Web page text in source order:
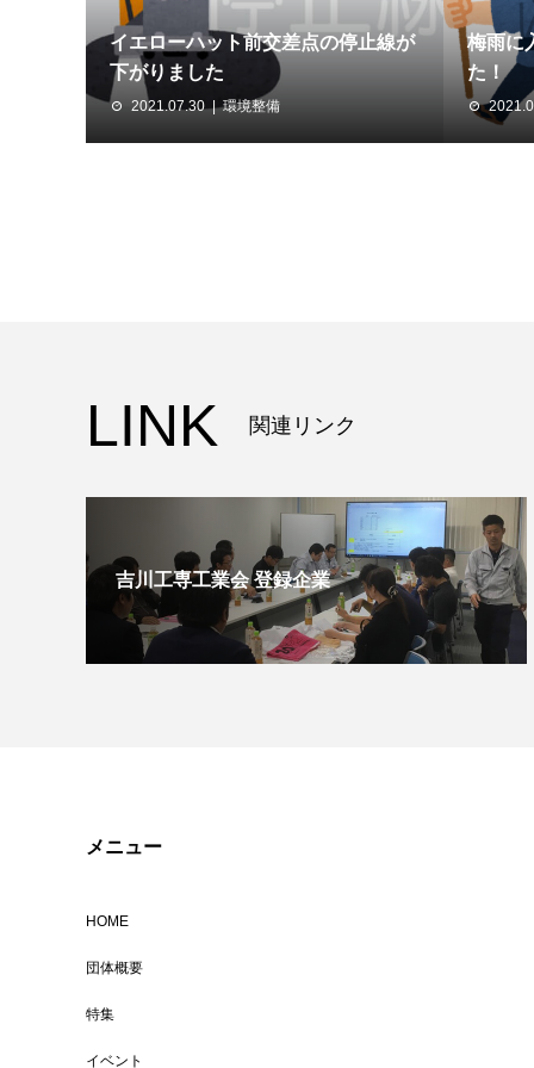
イエローハット前交差点の停止線が
下がりました
2021.07.30 環境整備
梅雨に
た！
LINK 関連リンク
吉川工専工業会 登録企業
メニュー
HOME
団体概要
特集
イベント